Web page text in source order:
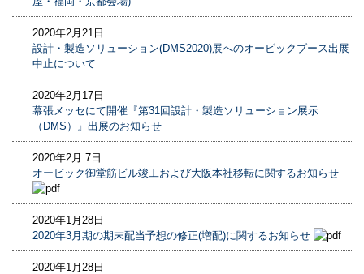
2020年2月21日
設計・製造ソリューション(DMS2020)展へのオービックブース出展
中止について
2020年2月17日
幕張メッセにて開催『第31回設計・製造ソリューション展示
（DMS）』出展のお知らせ
2020年2月 7日
オービック御堂筋ビル竣工および大阪本社移転に関するお知らせ
2020年1月28日
2020年3月期の期末配当予想の修正(増配)に関するお知らせ
2020年1月28日